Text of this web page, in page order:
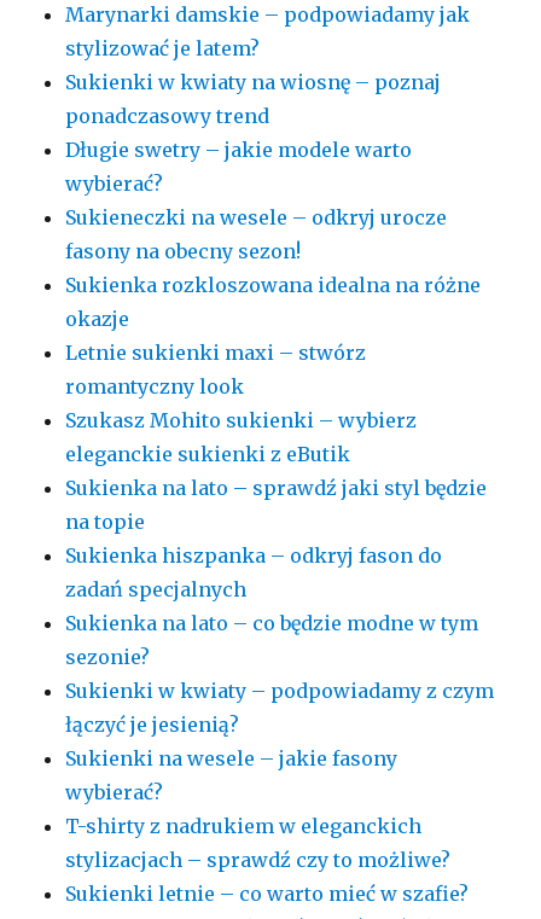
Marynarki damskie – podpowiadamy jak
stylizować je latem?
Sukienki w kwiaty na wiosnę – poznaj
ponadczasowy trend
Długie swetry – jakie modele warto
wybierać?
Sukieneczki na wesele – odkryj urocze
fasony na obecny sezon!
Sukienka rozkloszowana idealna na różne
okazje
Letnie sukienki maxi – stwórz
romantyczny look
Szukasz Mohito sukienki – wybierz
eleganckie sukienki z eButik
Sukienka na lato – sprawdź jaki styl będzie
na topie
Sukienka hiszpanka – odkryj fason do
zadań specjalnych
Sukienka na lato – co będzie modne w tym
sezonie?
Sukienki w kwiaty – podpowiadamy z czym
łączyć je jesienią?
Sukienki na wesele – jakie fasony
wybierać?
T-shirty z nadrukiem w eleganckich
stylizacjach – sprawdź czy to możliwe?
Sukienki letnie – co warto mieć w szafie?